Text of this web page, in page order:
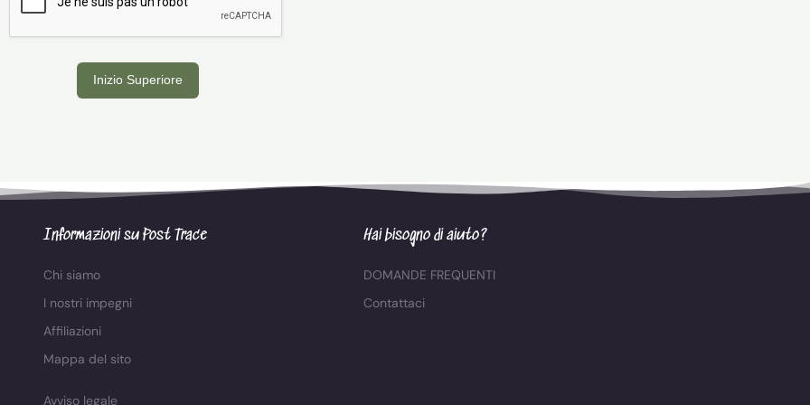
Inizio Superiore
Informazioni su Post Trace
Chi siamo
I nostri impegni
Affiliazioni
Mappa del sito
Avviso legale
Hai bisogno di aiuto?
DOMANDE FREQUENTI
Contattaci